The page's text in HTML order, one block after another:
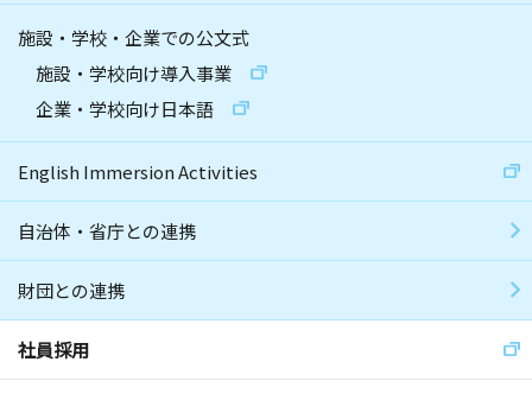
施設・学校・企業での公文式
施設・学校向け導入事業
企業・学校向け日本語
English Immersion Activities
自治体・省庁との連携
財団との連携
社員採用